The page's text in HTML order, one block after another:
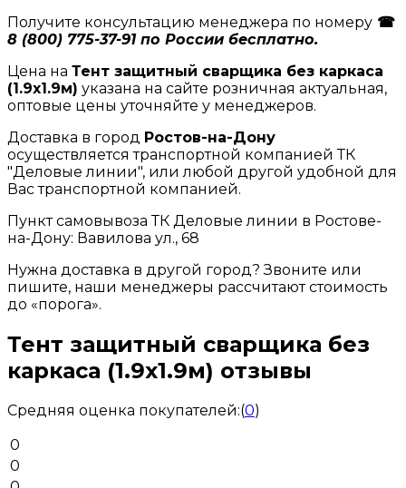
Получите консультацию менеджера по номеру ☎
8 (800) 775-37-91 по России бесплатно.
Цена на Тент защитный сварщика без каркаса
(1.9х1.9м) указана на сайте розничная актуальная,
оптовые цены уточняйте у менеджеров.
Доставка в город Ростов-на-Дону
осуществляется транспортной компанией ТК
"Деловые линии", или любой другой удобной для
Вас транспортной компанией.
Пункт самовывоза ТК Деловые линии в Ростове-
на-Дону: Вавилова ул., 68
Нужна доставка в другой город? Звоните или
пишите, наши менеджеры рассчитают стоимость
до «порога».
Тент защитный сварщика без
каркаса (1.9х1.9м) отзывы
Средняя оценка покупателей:(0)
0
0